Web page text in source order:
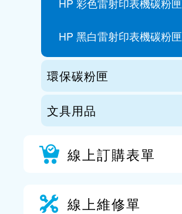
HP 彩色雷射印表機碳粉匣
HP 黑白雷射印表機碳粉匣
環保碳粉匣
文具用品
線上訂購表單
線上維修單